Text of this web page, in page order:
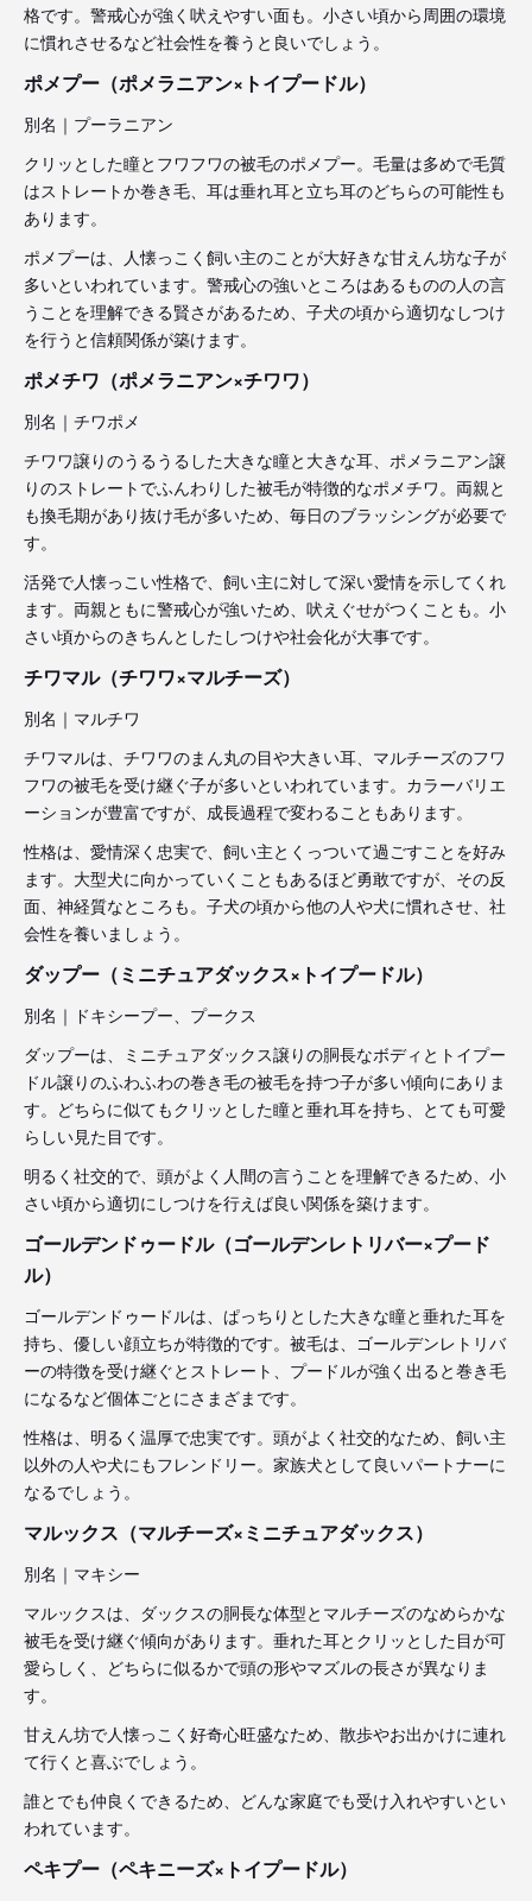
格です。警戒心が強く吠えやすい面も。小さい頃から周囲の環境
に慣れさせるなど社会性を養うと良いでしょう。
ポメプー（ポメラニアン×トイプードル）
別名｜プーラニアン
クリッとした瞳とフワフワの被毛のポメプー。毛量は多めで毛質
はストレートか巻き毛、耳は垂れ耳と立ち耳のどちらの可能性も
あります。
ポメプーは、人懐っこく飼い主のことが大好きな甘えん坊な子が
多いといわれています。警戒心の強いところはあるものの人の言
うことを理解できる賢さがあるため、子犬の頃から適切なしつけ
を行うと信頼関係が築けます。
ポメチワ（ポメラニアン×チワワ）
別名｜チワポメ
チワワ譲りのうるうるした大きな瞳と大きな耳、ポメラニアン譲
りのストレートでふんわりした被毛が特徴的なポメチワ。両親と
も換毛期があり抜け毛が多いため、毎日のブラッシングが必要で
す。
活発で人懐っこい性格で、飼い主に対して深い愛情を示してくれ
ます。両親ともに警戒心が強いため、吠えぐせがつくことも。小
さい頃からのきちんとしたしつけや社会化が大事です。
チワマル（チワワ×マルチーズ）
別名｜マルチワ
チワマルは、チワワのまん丸の目や大きい耳、マルチーズのフワ
フワの被毛を受け継ぐ子が多いといわれています。カラーバリエ
ーションが豊富ですが、成長過程で変わることもあります。
性格は、愛情深く忠実で、飼い主とくっついて過ごすことを好み
ます。大型犬に向かっていくこともあるほど勇敢ですが、その反
面、神経質なところも。子犬の頃から他の人や犬に慣れさせ、社
会性を養いましょう。
ダップー（ミニチュアダックス×トイプードル）
別名｜ドキシープー、プークス
ダップーは、ミニチュアダックス譲りの胴長なボディとトイプー
ドル譲りのふわふわの巻き毛の被毛を持つ子が多い傾向にありま
す。どちらに似てもクリッとした瞳と垂れ耳を持ち、とても可愛
らしい見た目です。
明るく社交的で、頭がよく人間の言うことを理解できるため、小
さい頃から適切にしつけを行えば良い関係を築けます。
ゴールデンドゥードル（ゴールデンレトリバー×プード
ル）
ゴールデンドゥードルは、ぱっちりとした大きな瞳と垂れた耳を
持ち、優しい顔立ちが特徴的です。被毛は、ゴールデンレトリバ
ーの特徴を受け継ぐとストレート、プードルが強く出ると巻き毛
になるなど個体ごとにさまざまです。
性格は、明るく温厚で忠実です。頭がよく社交的なため、飼い主
以外の人や犬にもフレンドリー。家族犬として良いパートナーに
なるでしょう。
マルックス（マルチーズ×ミニチュアダックス）
別名｜マキシー
マルックスは、ダックスの胴長な体型とマルチーズのなめらかな
被毛を受け継ぐ傾向があります。垂れた耳とクリッとした目が可
愛らしく、どちらに似るかで頭の形やマズルの長さが異なりま
す。
甘えん坊で人懐っこく好奇心旺盛なため、散歩やお出かけに連れ
て行くと喜ぶでしょう。
誰とでも仲良くできるため、どんな家庭でも受け入れやすいとい
われています。
ペキプー（ペキニーズ×トイプードル）